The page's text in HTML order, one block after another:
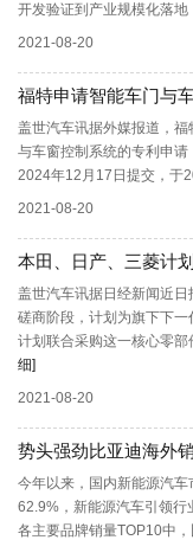
开发验证到产业规模化落
2021-08-20
福特申请智能车门与
盖世汽车讯据外媒报道，
与车窗控制系统的专利申
2024年12月17日提交，于
2021-08-20
本田、日产、三菱计
盖世汽车讯据日经新闻近
磋商阶段，计划为旗下下
计划联合采购这一核心零
细]
2021-08-20
势头强劲比亚迪海外
今年以来，国内新能源汽
62.9%，新能源汽车引领行
各主要品牌销量TOP10中